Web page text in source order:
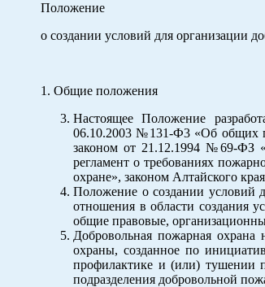
Положение
о создании условий для организации
1. Общие положения
Настоящее Положение
06.10.2003 №131-Ф3 «Об общих
законом от 21.12.1994 №69-ФЗ
регламент о требованиях
охране», законом Алтайского
Положение о создании условий
отношения в области создания
общие правовые,
Добровольная пожарная охрана
охраны, созданное по
профилактике и (или) тушении
подразделения добровольной